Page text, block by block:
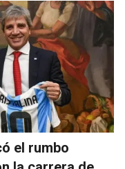
el rumbo